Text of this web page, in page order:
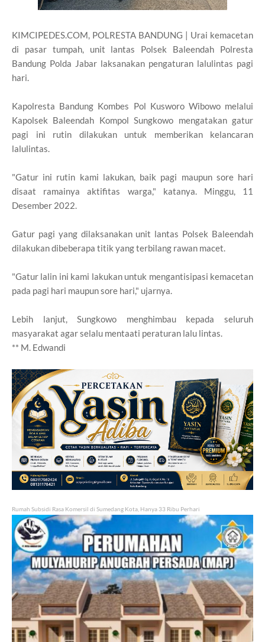
KIMCIPEDES.COM, POLRESTA BANDUNG | Urai kemacetan
di pasar tumpah, unit lantas Polsek Baleendah Polresta
Bandung Polda Jabar laksanakan pengaturan lalulintas pagi
hari.
Kapolresta Bandung Kombes Pol Kusworo Wibowo melalui
Kapolsek Baleendah Kompol Sungkowo mengatakan gatur
pagi ini rutin dilakukan untuk memberikan kelancaran
lalulintas.
"Gatur ini rutin kami lakukan, baik pagi maupun sore hari
disaat ramainya aktifitas warga," katanya. Minggu, 11
Desember 2022.
Gatur pagi yang dilaksanakan unit lantas Polsek Baleendah
dilakukan dibeberapa titik yang terbilang rawan macet.
"Gatur lalin ini kami lakukan untuk mengantisipasi kemacetan
pada pagi hari maupun sore hari," ujarnya.
Lebih lanjut, Sungkowo menghimbau kepada seluruh
masyarakat agar selalu mentaati peraturan lalu lintas.
** M. Edwandi
Rumah Subsidi Rasa Komersil di Sumedang Kota, Hanya 33 Ribu Perhari